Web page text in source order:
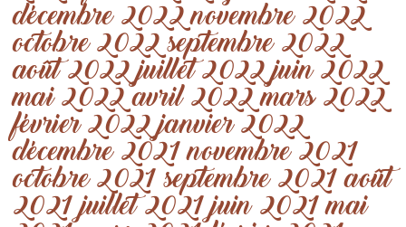
décembre 2022novembre 2022
octobre 2022septembre 2022
août 2022juillet 2022juin 2022
mai 2022avril 2022mars 2022
février 2022janvier 2022
décembre 2021novembre 2021
octobre 2021septembre 2021août
2021juillet 2021juin 2021mai